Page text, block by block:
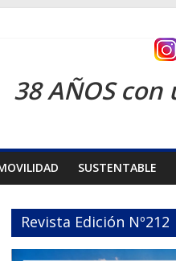
38 AÑOS con
SUSTENTABLE
Revista Edición Nº212